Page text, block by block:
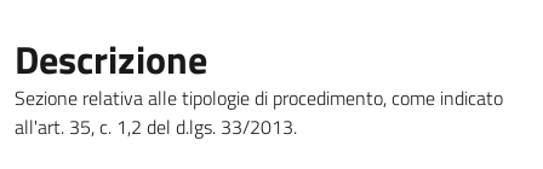
Descrizione
Sezione relativa alle tipologie di procedimento, come indicato
all'art. 35, c. 1,2 del d.lgs. 33/2013.